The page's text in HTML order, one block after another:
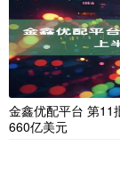
金鑫优配平台 第11
660亿美元